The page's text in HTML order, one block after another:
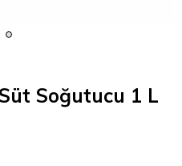
Soğutucu 1 L